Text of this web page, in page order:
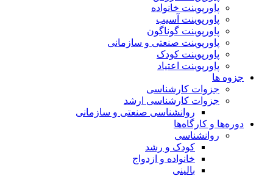
پاورپوینت خانواده
پاورپوینت آسیب
پاورپوینت گوناگون
پاورپوینت صنعتی و سازمانی
پاورپوینت کودک
پاورپوینت اعتیاد
جزوه ها
جزوات کارشناسی
جزوات کارشناسی ارشد
روانشناسی صنعتی و سازمانی
دوره‌ها و کارگاه‌ها
روانشناسی
کودک و رشد
خانواده و ازدواج
بالینی